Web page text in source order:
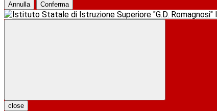
Annulla Conferma
close